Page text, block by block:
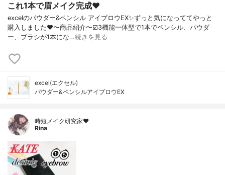
これ1本で眉メイク完成❤️
excelのパウダー&ペンシル アイブロウEX✨ずっと気になっててやっと
購入しました❤️〜商品紹介〜☑️3機能一体型で1本でペンシル、パウダ
ー、ブラシが1本にな…続きを見る
excel(エクセル)
パウダー&ペンシルアイブロウEX
時短メイク研究家❤️
Rina